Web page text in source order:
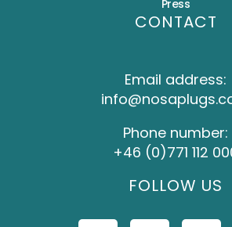
Press
CONTACT
Email address:
Phone number:
+46 (0)771 112
FOLLOW US